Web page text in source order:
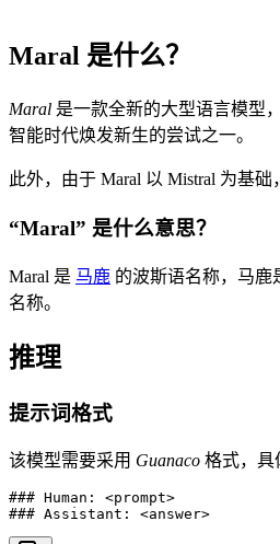
Maral 是什么？
Maral 是一款全新的大型语言模型
智能时代焕发新生的尝试之一。
此外，由于 Maral 以 Mistral 为基
“Maral” 是什么意思？
Maral 是 马鹿 的波斯语名称，马鹿
名称。
推理
提示词格式
该模型需要采用 Guanaco 格式，具
### Human: <prompt>
### Assistant: <answer>